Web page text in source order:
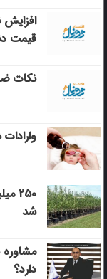
قیمت
نکات
۲۵۰
شد
مشاوره
دارد؟